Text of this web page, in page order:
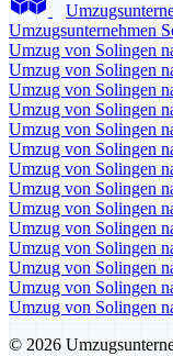
Umzugsunternehmen
Umzug von Solingen
Umzug von Solingen
Umzug von Solingen
Umzug von Solingen
Umzug von Solingen
Umzug von Solingen
Umzug von Solingen
Umzug von Solingen
Umzug von Solingen
Umzug von Solingen
Umzug von Solingen
Umzug von Solingen
Umzug von Solingen
Umzug von Solingen
© 2026